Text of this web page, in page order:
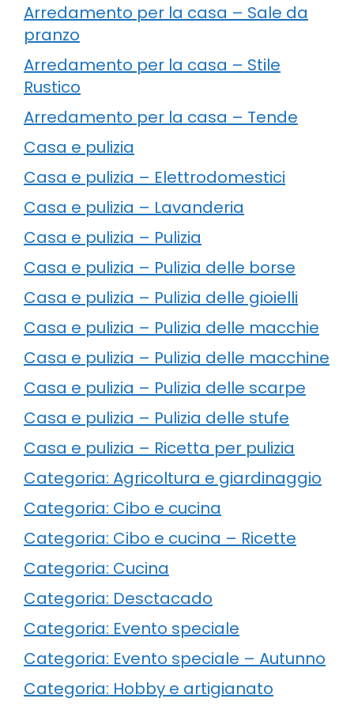
Arredamento per la casa – Sale da
pranzo
Arredamento per la casa – Stile
Rustico
Arredamento per la casa – Tende
Casa e pulizia
Casa e pulizia – Elettrodomestici
Casa e pulizia – Lavanderia
Casa e pulizia – Pulizia
Casa e pulizia – Pulizia delle borse
Casa e pulizia – Pulizia delle gioielli
Casa e pulizia – Pulizia delle macchie
Casa e pulizia – Pulizia delle macchine
Casa e pulizia – Pulizia delle scarpe
Casa e pulizia – Pulizia delle stufe
Casa e pulizia – Ricetta per pulizia
Categoria: Agricoltura e giardinaggio
Categoria: Cibo e cucina
Categoria: Cibo e cucina – Ricette
Categoria: Cucina
Categoria: Desctacado
Categoria: Evento speciale
Categoria: Evento speciale – Autunno
Categoria: Hobby e artigianato